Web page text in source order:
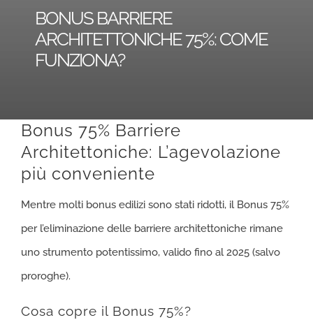
REALIZZAZIONI
CONTATTI
BONUS BARRIERE
ARCHITETTONICHE 75%: COME
FUNZIONA?
Bonus 75% Barriere
Architettoniche: L’agevolazione
più conveniente
Mentre molti bonus edilizi sono stati ridotti, il Bonus 75%
per l’eliminazione delle barriere architettoniche rimane
uno strumento potentissimo, valido fino al 2025 (salvo
proroghe).
Cosa copre il Bonus 75%?